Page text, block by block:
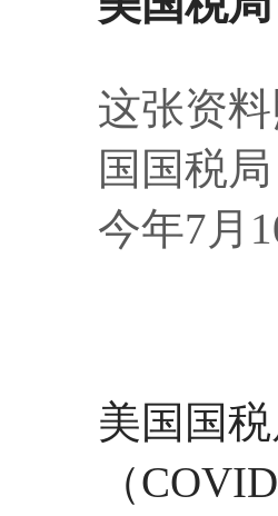
这张资
国国税
今年7月
美国国
（